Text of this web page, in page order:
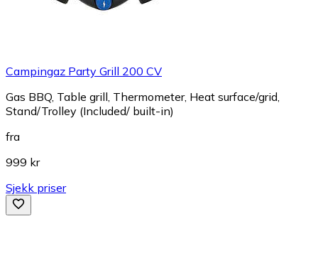
Campingaz Party Grill 200 CV
Gas BBQ, Table grill, Thermometer, Heat surface/grid,
Stand/Trolley (Included/ built-in)
fra
999 kr
Sjekk priser